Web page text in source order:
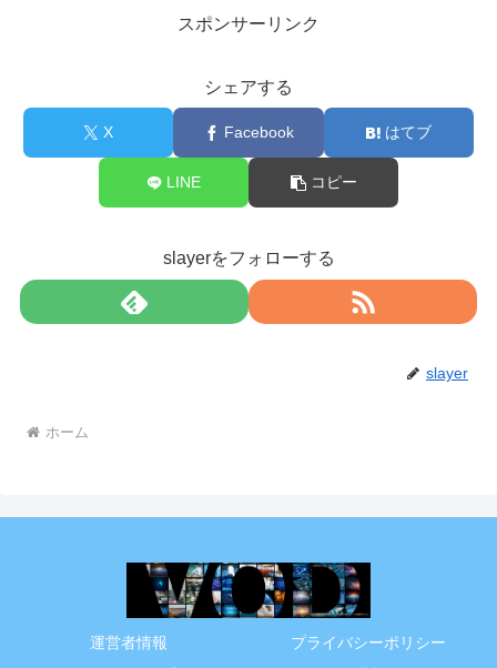
スポンサーリンク
シェアする
X Facebook はてブ
LINE コピー
slayerをフォローする
slayer
ホーム
運営者情報
プライバシーポリシー